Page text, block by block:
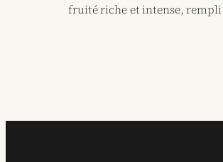
fruité riche et intense, rempli